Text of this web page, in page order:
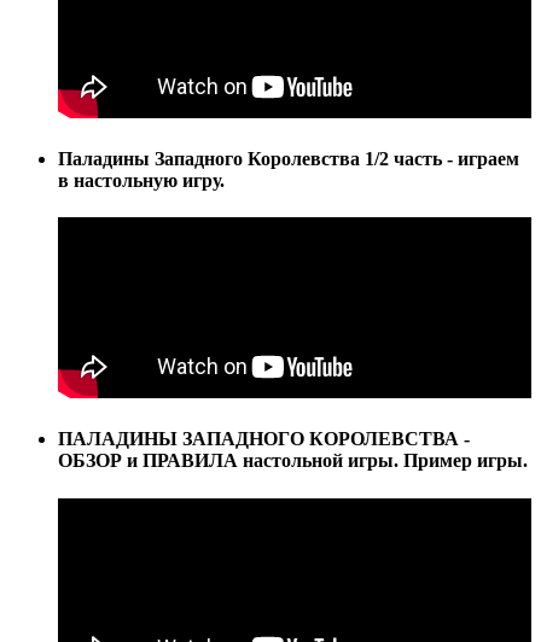
Паладины Западного Королевства 1/2 часть - играем
в настольную игру.
ПАЛАДИНЫ ЗАПАДНОГО КОРОЛЕВСТВА -
ОБЗОР и ПРАВИЛА настольной игры. Пример игры.